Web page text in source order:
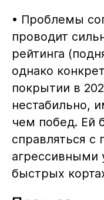
• Проблемы
проводит
рейтинга
однако
покрытии в
нестабильно,
чем побед. Ей
справляться с
агрессивными
быстрых